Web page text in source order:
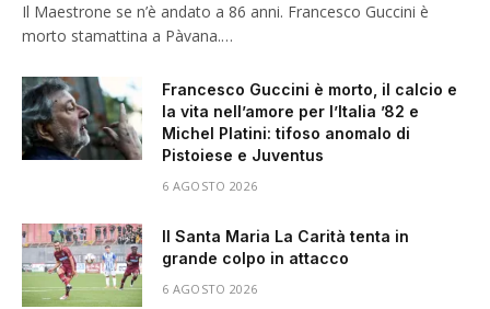
Il Maestrone se n’è andato a 86 anni. Francesco Guccini è
morto stamattina a Pàvana.…
Francesco Guccini è morto, il calcio e
la vita nell’amore per l’Italia ’82 e
Michel Platini: tifoso anomalo di
Pistoiese e Juventus
6 AGOSTO 2026
Il Santa Maria La Carità tenta in
grande colpo in attacco
6 AGOSTO 2026